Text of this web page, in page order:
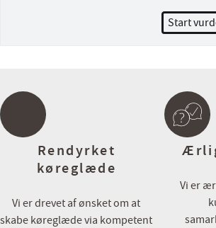
💳 Attraktive finansieringsmuligheder både
Kontakt eller besøg os her:
📞 86 150 150
💻 www.cars.dk
📧 9800@cars.dk
📍 Farøvej 3A, 9800 Hjørring
Du er altid meget velkommen i vores flotte
tid til besigtigelse/prøvetur, på denne måde
Start
Rendyrket
køreglæde
Vi er drevet af ønsket om at
skabe køreglæde via kompetent
Vi er